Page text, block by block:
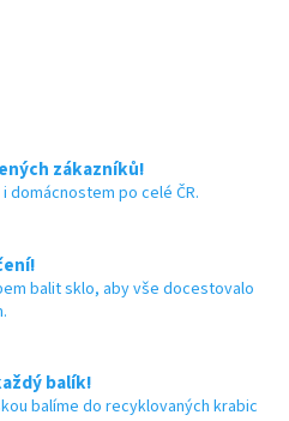
zákazníků!
domácnostem po celé ČR.
balit sklo, aby vše docestovalo
balík!
balíme do recyklovaných krabic